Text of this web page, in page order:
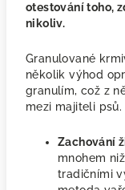
otestování toho,
nikoliv.
Granulované
několik výhod
granulím, což z
mezi majiteli
Zachování
mnohem
tradičními